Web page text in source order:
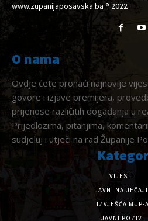
www.zupanijaposavska.ba ® 2022
O nama
Ovdje ćete pronaći najnovije
govore i izjave premijera,
prijenose različitih događanja u
Prijedlozima, pitanjima,
sudjeluj i utječi na rad Županije
VIJESTI
JAVNI NATJEČAJI
IZVJEŠĆA MUP-A
JAVNI POZIVI